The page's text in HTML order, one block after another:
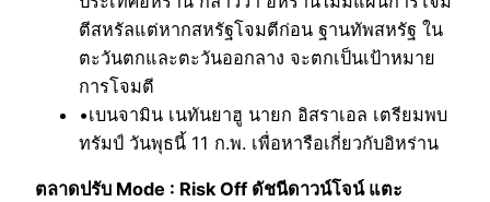
ตีสหรัลแต่หากสหรัฐโจมตีก่อน ฐานทัพสหรัฐ ใน
ตะวันตกและตะวันออกลาง จะตกเป็นเป้าหมาย
การโจมตี
•เบนจามิน เนทันยาฮู นายก อิสราเอล เตรียมพบ
ทรัมป์ วันพุธนี้ 11 ก.พ. เพื่อหารือเกี่ยวกับอิหร่าน
ตลาดปรับ Mode : Risk Off ดัชนีดาวน์โจน์ แตะ